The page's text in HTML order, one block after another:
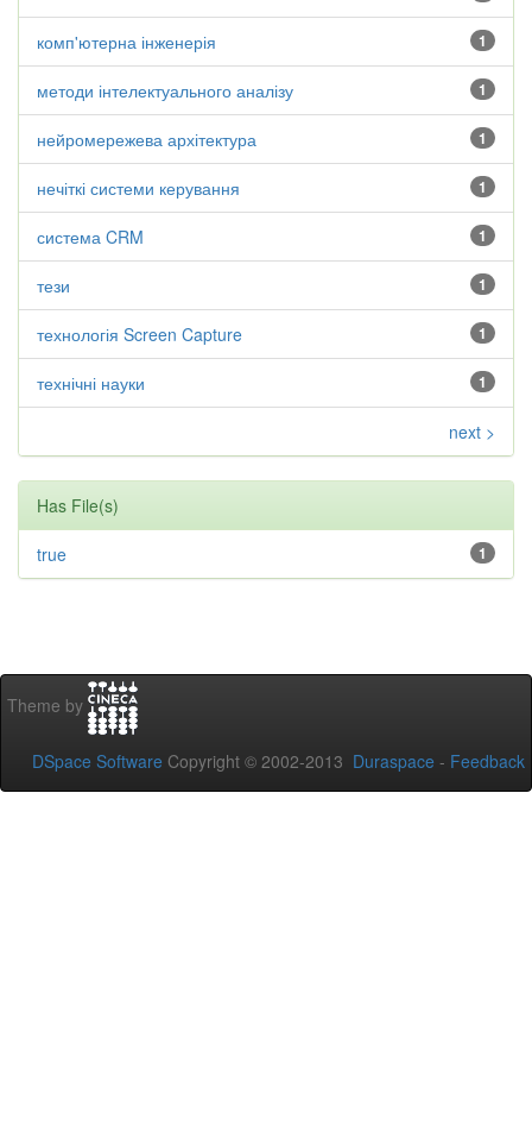
1
комп'ютерна інженерія
1
методи інтелектуального аналізу
1
нейромережева архітектура
1
нечіткі системи керування
1
система CRM
1
тези
1
технологія Screen Capture
1
технічні науки
next >
Has File(s)
1
true
Theme by
DSpace Software Copyright © 2002-2013 Duraspace - Feedback